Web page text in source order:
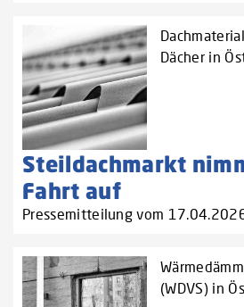
Dächer in
Steildachmarkt
Fahrt auf
Pressemitteilung vom
(WDVS) in